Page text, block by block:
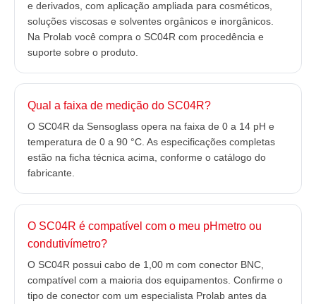
e derivados, com aplicação ampliada para cosméticos,
soluções viscosas e solventes orgânicos e inorgânicos.
Na Prolab você compra o SC04R com procedência e
suporte sobre o produto.
Qual a faixa de medição do SC04R?
O SC04R da Sensoglass opera na faixa de 0 a 14 pH e
temperatura de 0 a 90 °C. As especificações completas
estão na ficha técnica acima, conforme o catálogo do
fabricante.
O SC04R é compatível com o meu pHmetro ou
condutivímetro?
O SC04R possui cabo de 1,00 m com conector BNC,
compatível com a maioria dos equipamentos. Confirme o
tipo de conector com um especialista Prolab antes da